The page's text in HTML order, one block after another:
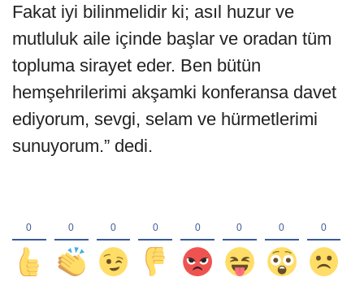
Fakat iyi bilinmelidir ki; asıl huzur ve
mutluluk aile içinde başlar ve oradan tüm
topluma sirayet eder. Ben bütün
hemşehrilerimi akşamki konferansa davet
ediyorum, sevgi, selam ve hürmetlerimi
sunuyorum.” dedi.